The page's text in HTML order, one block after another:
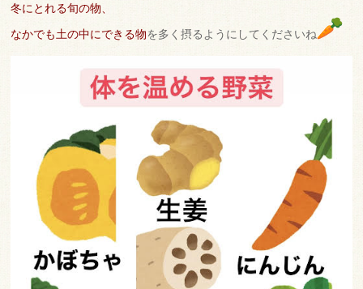
冬にとれる旬の物、
なかでも土の中にできる物を多く摂るようにしてくださいね